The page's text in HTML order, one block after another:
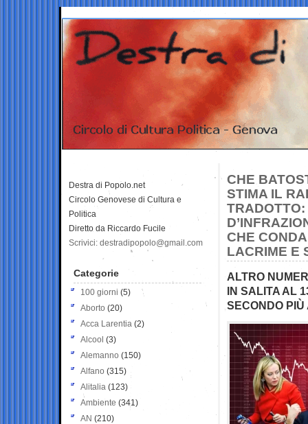
CHE
STIMA IL
CHE
LACRIME E
ALTRO
IN SALITA AL
SECONDO
Destra di Popolo.net
Circolo Genovese di Cultura e
Politica
Diretto da Riccardo Fucile
Scrivici: destradipopolo@gmail.com
Categorie
100 giorni (5)
Aborto (20)
Acca Larentia (2)
Alcool (3)
Alemanno (150)
Alfano (315)
Alitalia (123)
Ambiente (341)
AN (210)